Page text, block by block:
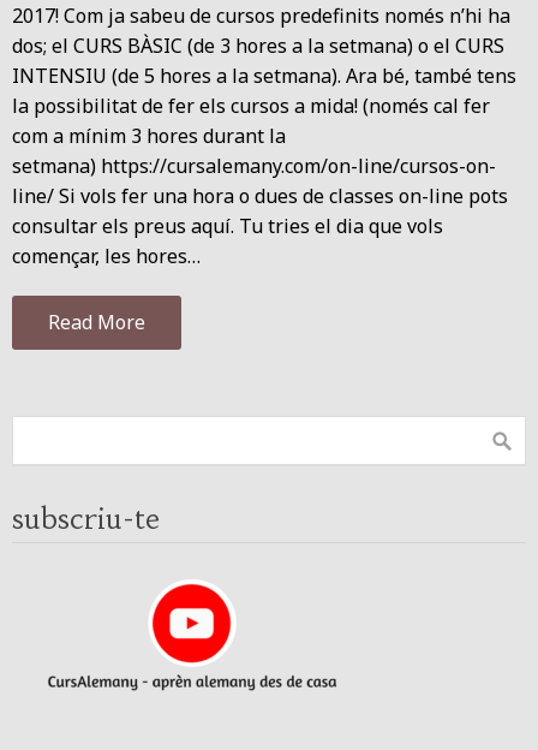
2017! Com ja sabeu de cursos predefinits només n’hi ha
dos; el CURS BÀSIC (de 3 hores a la setmana) o el CURS
INTENSIU (de 5 hores a la setmana). Ara bé, també tens
la possibilitat de fer els cursos a mida! (només cal fer
com a mínim 3 hores durant la
setmana) https://cursalemany.com/on-line/cursos-on-
line/ Si vols fer una hora o dues de classes on-line pots
consultar els preus aquí. Tu tries el dia que vols
començar, les hores…
Read More
subscriu-te